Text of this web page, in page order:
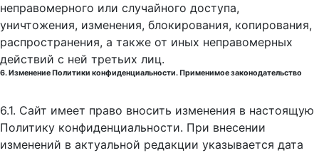
неправомерного или случайного доступа,
уничтожения, изменения, блокирования, копирования,
распространения, а также от иных неправомерных
действий с ней третьих лиц.
6. Изменение Политики конфиденциальности. Применимое законодательство
6.1. Сайт имеет право вносить изменения в настоящую
Политику конфиденциальности. При внесении
изменений в актуальной редакции указывается дата